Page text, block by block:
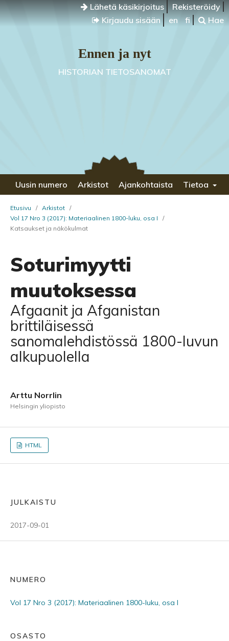
Lähetä käsikirjoitus
Rekisteröidy
Kirjaudu sisään
en fi Hae
Ennen ja nyt
HISTORIAN TIETOSANOMAT
Uusin numero Arkistot Ajankohtaista Tietoa
Etusivu / Arkistot /
Vol 17 Nro 3 (2017): Materiaalinen 1800-luku, osa I
/
Katsaukset ja näkökulmat
Soturimyytti
muutoksessa
Afgaanit ja Afganistan
brittiläisessä
sanomalehdistössä 1800-luvun
alkupuolella
Arttu Norrlin
Helsingin yliopisto
HTML
JULKAISTU
2017-09-01
NUMERO
Vol 17 Nro 3 (2017): Materiaalinen 1800-luku, osa I
OSASTO